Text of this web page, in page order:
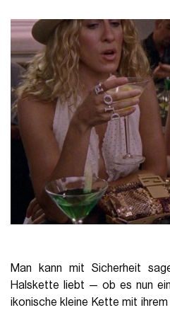
Man kann mit Sicherheit
Halskette liebt — ob es nun
ikonische kleine Kette mit